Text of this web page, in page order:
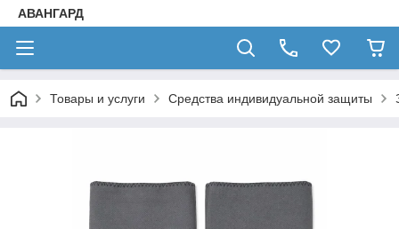
АВАНГАРД
Товары и услуги Средства индивидуальной защиты